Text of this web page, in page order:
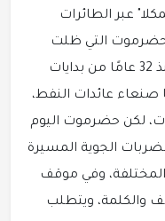
عبر الطائرات
التي ظلت
تصدّر النفط والخير لعموم الوطن منذ 32 عامًا من بدايات
خلالها صنعاء عائدات النفط،
لكن حضرموت اليوم
الجوية المسيرة
وفي موقف
والكلمة، ويتطلب